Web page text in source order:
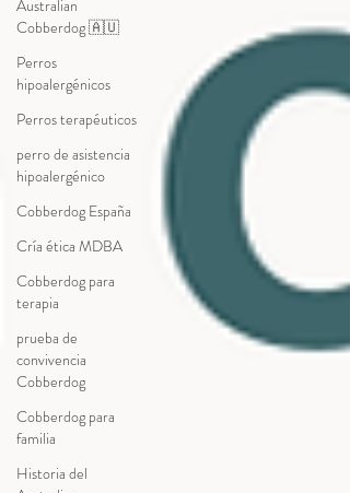
Australian
Cobberdog 🇦🇺
Perros
hipoalergénicos
Perros terapéuticos
perro de asistencia
hipoalergénico
Cobberdog España
Cría ética MDBA
Cobberdog para
terapia
prueba de
convivencia
Cobberdog
Cobberdog para
familia
Historia del